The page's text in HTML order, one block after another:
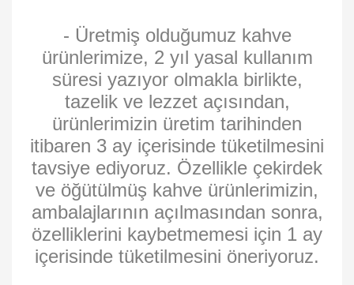
- Üretmiş olduğumuz kahve
ürünlerimize, 2 yıl yasal kullanım
süresi yazıyor olmakla birlikte,
tazelik ve lezzet açısından,
ürünlerimizin üretim tarihinden
itibaren 3 ay içerisinde tüketilmesini
tavsiye ediyoruz. Özellikle çekirdek
ve öğütülmüş kahve ürünlerimizin,
ambalajlarının açılmasından sonra,
özelliklerini kaybetmemesi için 1 ay
içerisinde tüketilmesini öneriyoruz.